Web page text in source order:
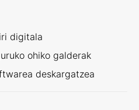
digitala
ohiko galderak
deskargatzea